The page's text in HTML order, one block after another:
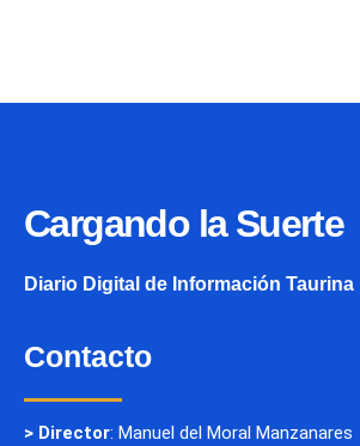
Cargando la Suerte
Diario Digital de Información Taurina
Contacto
> Director: Manuel del Moral Manzanares